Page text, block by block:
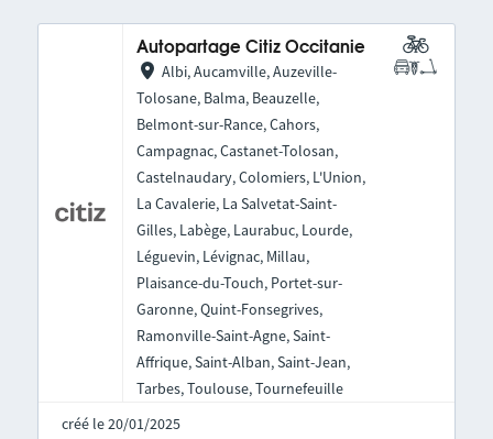
Autopartage Citiz Occitanie
Albi, Aucamville, Auzeville-
Tolosane, Balma, Beauzelle,
Belmont-sur-Rance, Cahors,
Campagnac, Castanet-Tolosan,
Castelnaudary, Colomiers, L'Union,
La Cavalerie, La Salvetat-Saint-
Gilles, Labège, Laurabuc, Lourde,
Léguevin, Lévignac, Millau,
Plaisance-du-Touch, Portet-sur-
Garonne, Quint-Fonsegrives,
Ramonville-Saint-Agne, Saint-
Affrique, Saint-Alban, Saint-Jean,
Tarbes, Toulouse, Tournefeuille
créé le 20/01/2025